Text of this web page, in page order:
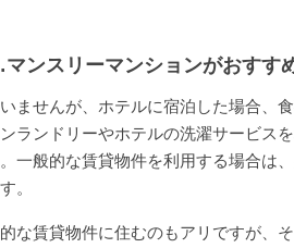
ンスリーマンションがおすす
ませんが、ホテルに宿泊した場合、
ランドリーやホテルの洗濯サービス
一般的な賃貸物件を利用する場合は
。
な賃貸物件に住むのもアリですが、